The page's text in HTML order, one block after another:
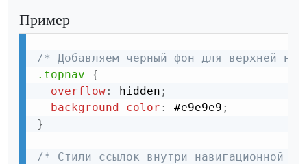
Пример
/* Добавляем черный фон для верхней
.topnav
{
overflow: hidden ;
background-color : #e9e9e9 ;
}
/* Стили ссылок внутри навигационной